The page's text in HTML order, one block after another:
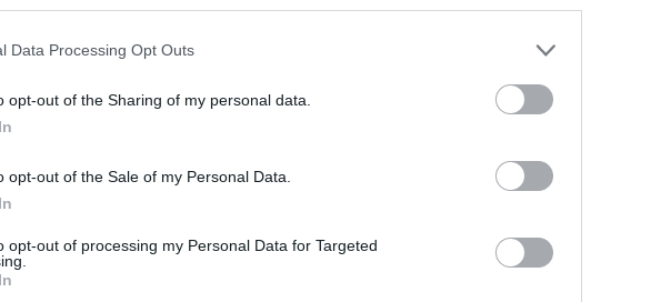
Data Processing Opt Outs
opt-out of the Sharing of my personal data.
opt-out of the Sale of my Personal Data.
opt-out of processing my Personal Data for Targeted
Intel új Panther Lake platformjára épül. A túloldalon az AMD Ryzen
Xbox Ally X konzolbna is ketyeg. Fontos viszont, hogy ezek
érdemes lesz majd megvárni, de ha a számok akár csak